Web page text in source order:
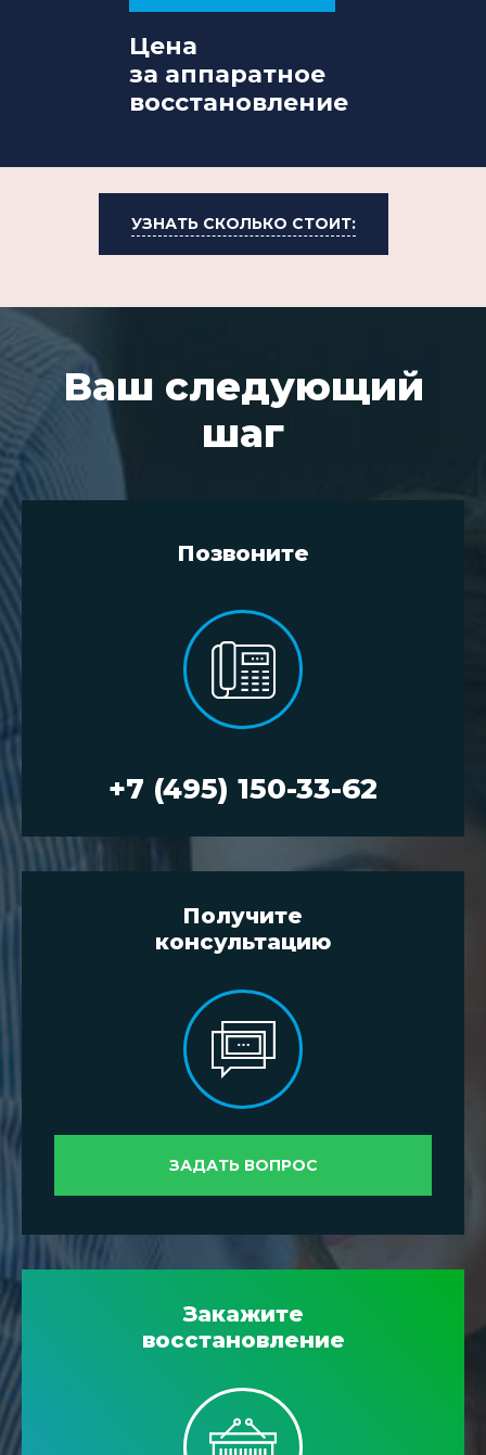
Цена
за аппаратное
восстановление
УЗНАТЬ СКОЛЬКО СТОИТ:
Ваш следующий
шаг
Позвоните
+7 (495) 150-33-62
Получите
консультацию
ЗАДАТЬ ВОПРОС
Закажите
восстановление